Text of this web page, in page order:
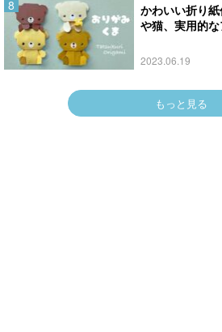
かわいい折り
や猫、実用的
2023.06.19
もっと見る